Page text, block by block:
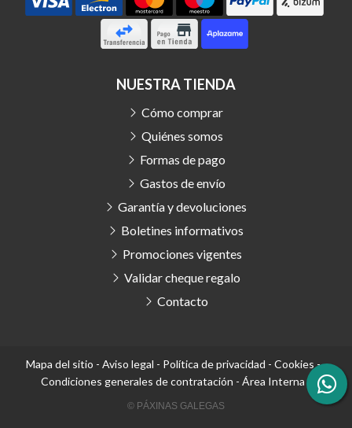
NUESTRA TIENDA
Cómo comprar
Quiénes somos
Formas de pago
Gastos de envío
Garantía y devoluciones
Boletines informativos
Promociones vigentes
Validar cheque regalo
Contacto
Mapa del sitio - Aviso legal - Política de privacidad - Cookies-
Condiciones generales de contratación - Área Interna
© PÁXINAS GALEGAS